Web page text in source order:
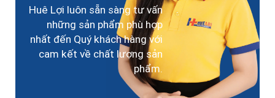
Huê Lợi luôn sẵn sàng tư vấn
những sản phẩm phù hợp
nhất đến Quý khách hàng với
cam kết về chất lượng sản
phẩm.